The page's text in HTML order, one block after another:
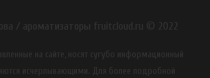
/ ароматизаторы fruitcloud.ru © 2022
на сайте, носят сугубо информационный
исчерпывающими. Для более подробной